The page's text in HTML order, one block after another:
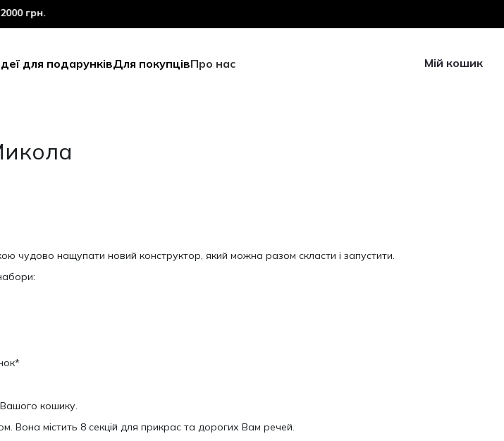
грн.
для подарунківДля покупцівПро нас Мій кошик
чудово нащупати новий конструктор, який можна разом скласти і запустити.
кошику.
містить 8 секцій для прикрас та дорогих Вам речей.